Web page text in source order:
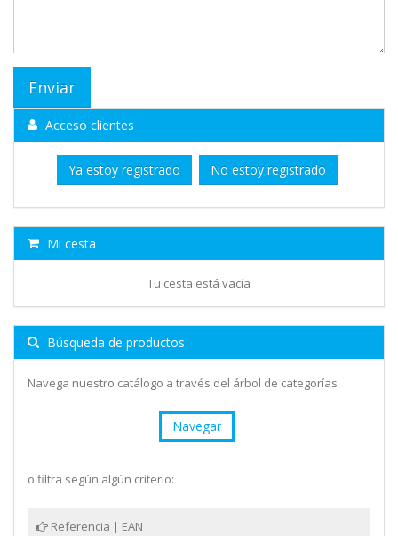
Acceso clientes
Ya estoy registrado No estoy registrado
Mi cesta
Tu cesta está vacía
Búsqueda de productos
Navega nuestro catálogo a través del árbol de categorías
Navegar
o filtra según algún criterio:
Referencia | EAN